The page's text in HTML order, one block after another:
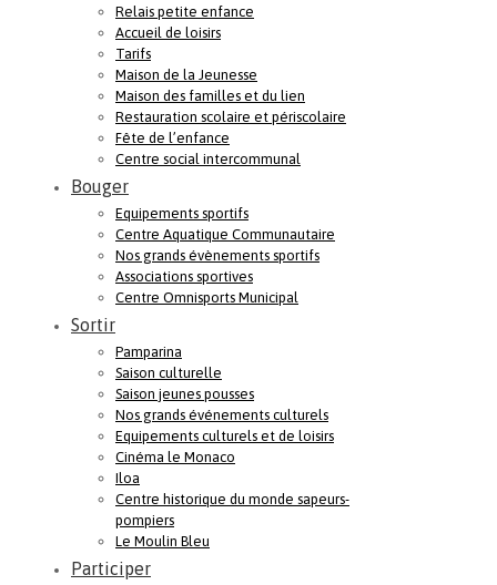
Relais petite enfance
Accueil de loisirs
Tarifs
Maison de la Jeunesse
Maison des familles et du lien
Restauration scolaire et périscolaire
Fête de l’enfance
Centre social intercommunal
Bouger
Equipements sportifs
Centre Aquatique Communautaire
Nos grands évènements sportifs
Associations sportives
Centre Omnisports Municipal
Sortir
Pamparina
Saison culturelle
Saison jeunes pousses
Nos grands événements culturels
Equipements culturels et de loisirs
Cinéma le Monaco
Iloa
Centre historique du monde sapeurs-
pompiers
Le Moulin Bleu
Participer